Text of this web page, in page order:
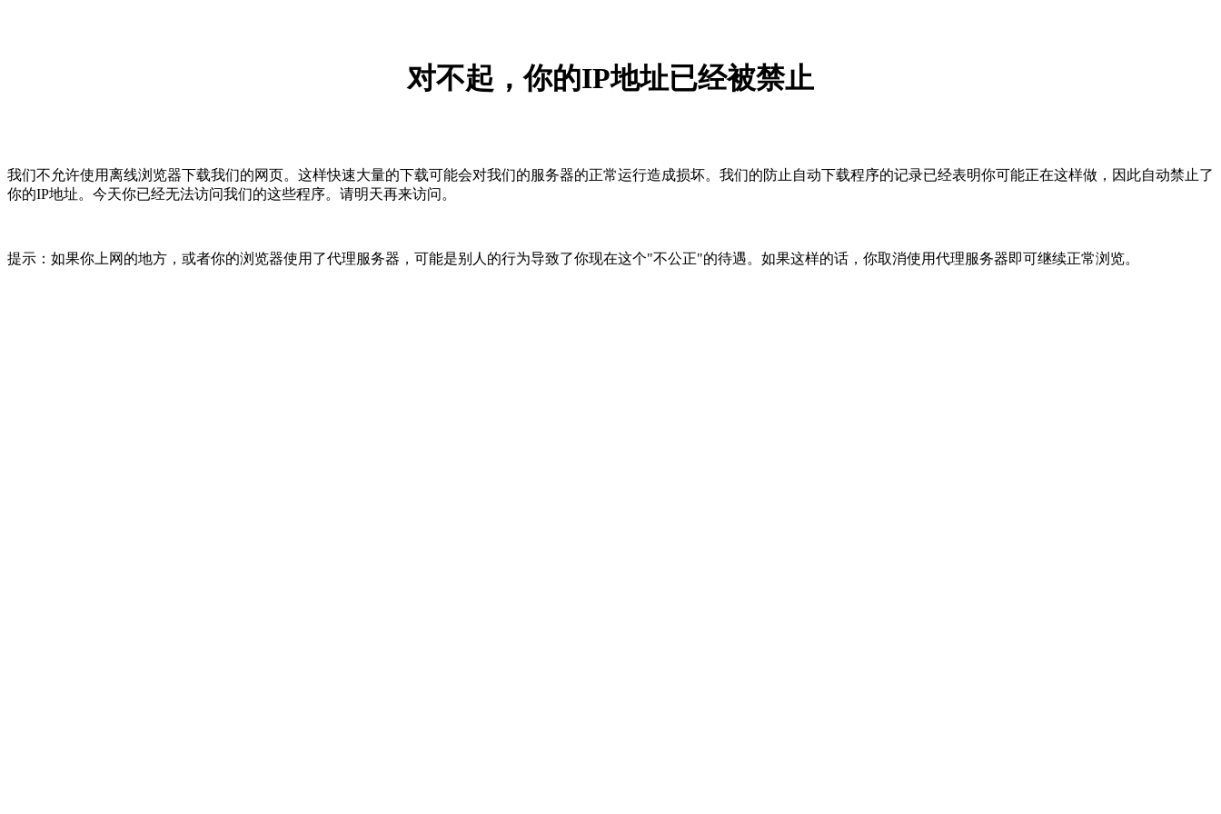
对不起，你的IP地址已经被禁止
我们不允许使用离线浏览器下载我们的网页。这样快速大量的下载可能会对我们的服务器的正常运行造成损坏。我们的防止自动下载程序的记录已经表明你可能正在这样做，因此自动禁止了
你的IP地址。今天你已经无法访问我们的这些程序。请明天再来访问。
提示：如果你上网的地方，或者你的浏览器使用了代理服务器，可能是别人的行为导致了你现在这个"不公正"的待遇。如果这样的话，你取消使用代理服务器即可继续正常浏览。